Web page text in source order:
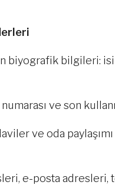
biyografik bilgileri:
ve son
ve oda
e-posta adresleri,